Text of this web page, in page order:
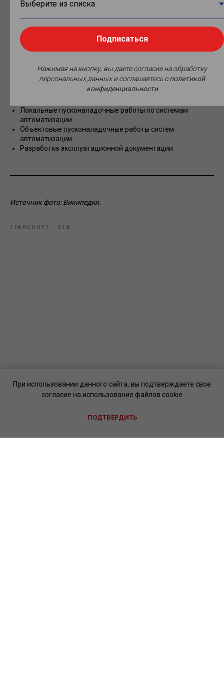
При использовании данного сайта, вы подтверждаете свое
согласие на использование файлов cookie
ПОДТВЕРДИТЬ
затратами на сооружение временных коммуникаций
водоснабжением и инвентарем
Определение трассы существующих инженерных
подземных коммуникаций и закрепление их
опознавательными вешками
устройств
Монтаж оборудования систем обеспечения транспортной
Локальные пусконаладочные работы по системам
автоматизации
Объектовые пусконаладочные работы систем
автоматизации
Разработка эксплуатационной документации
Источник фото: Википедия.
ТРАНСПОРТ ОТБ
Подписаться
Нажимая на кнопку, вы даете согласие на обработку
персональных данных и соглашаетесьc политикой
конфиденциальности